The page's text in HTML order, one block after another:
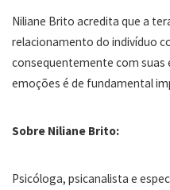
Niliane Brito acredita que a
relacionamento do indivíduo
consequentemente com suas
emoções é de fundamental
Sobre Niliane Brito:
Psicóloga, psicanalista e